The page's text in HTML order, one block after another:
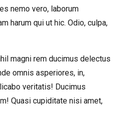
nemo vero, laborum
harum qui ut hic. Odio, culpa,
magni rem ducimus delectus
omnis asperiores, in,
veritatis! Ducimus
Quasi cupiditate nisi amet,